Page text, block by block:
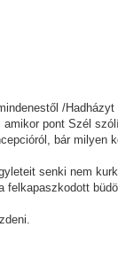
/
pont Szél
bár milyen
senki nem